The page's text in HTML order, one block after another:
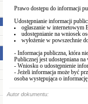
Prawo dostępu do informacji
Udostępnianie informacji
ogłaszanie w
udostępnianie na wniosek
wyłożenie w powszechnie
- Informacja publiczna, która
Publicznej jest udostępniana
- Wniosku o udostępnienie
- Jeżeli informacja może być
osoba występująca o
Autor dokumentu: